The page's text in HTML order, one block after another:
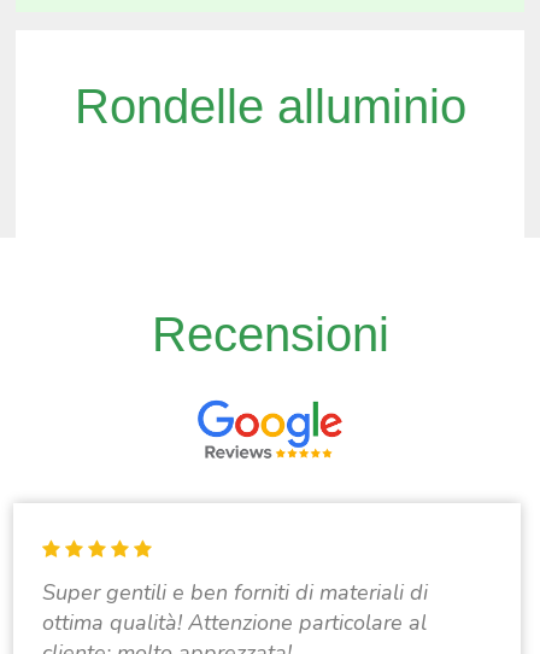
Rondelle alluminio
Recensioni
Super gentili e ben forniti di materiali di
ottima qualità! Attenzione particolare al